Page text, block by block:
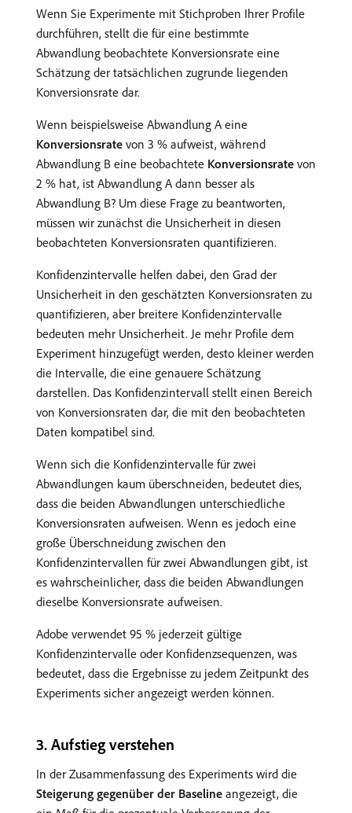
Wenn Sie Experimente mit Stichproben Ihrer Profile
durchführen, stellt die für eine bestimmte
Abwandlung beobachtete Konversionsrate eine
Schätzung der tatsächlichen zugrunde liegenden
Konversionsrate dar.
Wenn beispielsweise Abwandlung A eine
Konversionsrate von 3 % aufweist, während
Abwandlung B eine beobachtete Konversionsrate von
2 % hat, ist Abwandlung A dann besser als
Abwandlung B? Um diese Frage zu beantworten,
müssen wir zunächst die Unsicherheit in diesen
beobachteten Konversionsraten quantifizieren.
Konfidenzintervalle helfen dabei, den Grad der
Unsicherheit in den geschätzten Konversionsraten zu
quantifizieren, aber breitere Konfidenzintervalle
bedeuten mehr Unsicherheit. Je mehr Profile dem
Experiment hinzugefügt werden, desto kleiner werden
die Intervalle, die eine genauere Schätzung
darstellen. Das Konfidenzintervall stellt einen Bereich
von Konversionsraten dar, die mit den beobachteten
Daten kompatibel sind.
Wenn sich die Konfidenzintervalle für zwei
Abwandlungen kaum überschneiden, bedeutet dies,
dass die beiden Abwandlungen unterschiedliche
Konversionsraten aufweisen. Wenn es jedoch eine
große Überschneidung zwischen den
Konfidenzintervallen für zwei Abwandlungen gibt, ist
es wahrscheinlicher, dass die beiden Abwandlungen
dieselbe Konversionsrate aufweisen.
Adobe verwendet 95 % jederzeit gültige
Konfidenzintervalle oder Konfidenzsequenzen, was
bedeutet, dass die Ergebnisse zu jedem Zeitpunkt des
Experiments sicher angezeigt werden können.
​3. Aufstieg verstehen
In der Zusammenfassung des Experiments wird die
Steigerung gegenüber der Baseline angezeigt, die